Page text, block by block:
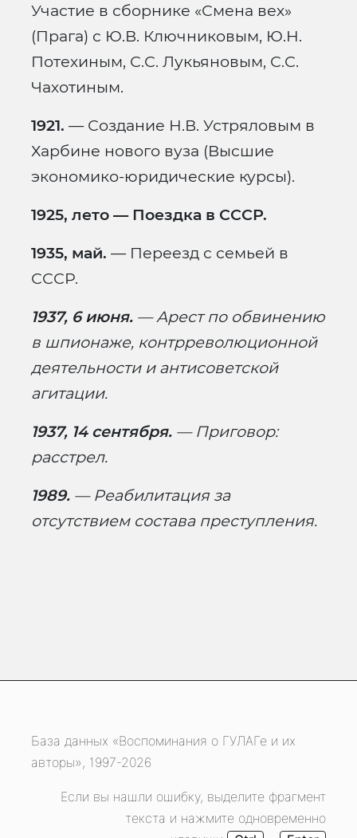
Участие в сборнике «Смена вех»
(Прага) с Ю.В. Ключниковым, Ю.Н.
Потехиным, С.С. Лукьяновым, С.С.
Чахотиным.
1921. — Создание Н.В. Устряловым в
Харбине нового вуза (Высшие
экономико-юридические курсы).
1925, лето — Поездка в СССР.
1935, май. — Переезд с семьей в
СССР.
1937, 6 июня. — Арест по обвинению
в шпионаже, контрреволюционной
деятельности и антисоветской
агитации.
1937, 14 сентября. — Приговор:
расстрел.
1989. — Реабилитация за
отсутствием состава преступления.
База данных «Воспоминания о ГУЛАГе и их
авторы», 1997-2026
Если вы нашли ошибку, выделите фрагмент
текста и нажмите одновременно